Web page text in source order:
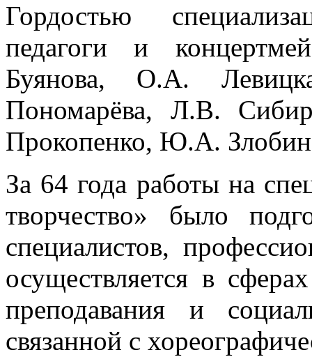
Гордостью
педагоги и
Буянова, О.А.
Пономарёва, Л.В.
Прокопенко, Ю.А.
За 64 года работы на
творчество» было
специалистов,
осуществляется в
преподавания и
связанной с